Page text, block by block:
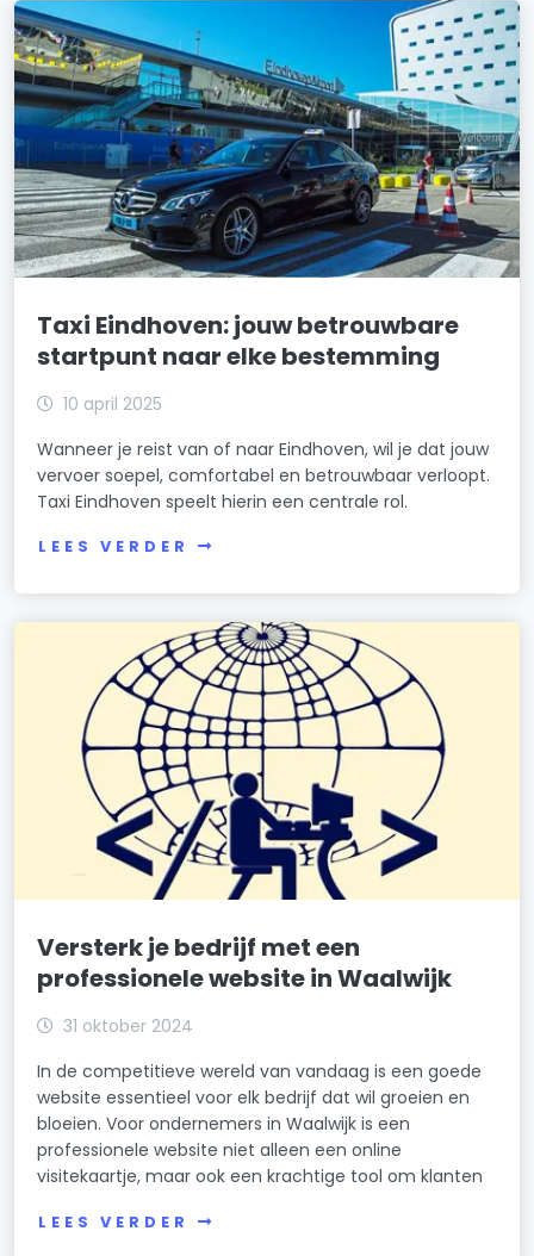
Taxi Eindhoven: jouw betrouwbare
startpunt naar elke bestemming
10 april 2025
Wanneer je reist van of naar Eindhoven, wil je dat jouw
vervoer soepel, comfortabel en betrouwbaar verloopt.
Taxi Eindhoven speelt hierin een centrale rol.
LEES VERDER
Versterk je bedrijf met een
professionele website in Waalwijk
31 oktober 2024
In de competitieve wereld van vandaag is een goede
website essentieel voor elk bedrijf dat wil groeien en
bloeien. Voor ondernemers in Waalwijk is een
professionele website niet alleen een online
visitekaartje, maar ook een krachtige tool om klanten
LEES VERDER